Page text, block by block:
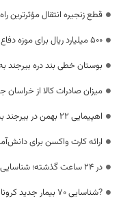
قطع زنجیره‌ انتقال مؤثرترین
۵۰۰ میلیارد ریال برای موزه دفاع مقدس خراسان جنوبی تخصیص یافت
بوستان خطی بند دره بیرجند
میزان صادرات کالا از خراسان جنوبی ۴۱ درصد
اهپیمایی ۲۲ بهمن در بیرجند به شیوه خودرویی خانوادگی برگزار می‌شود
ارائه کارت واکسن برای
در 24 ساعت گذشته؛ شناسایی 61 بیمار جدید کرونا در خراسان جنوبی
?شناسایی 70 بیمار جدید کرونا در خراسان جنوبی